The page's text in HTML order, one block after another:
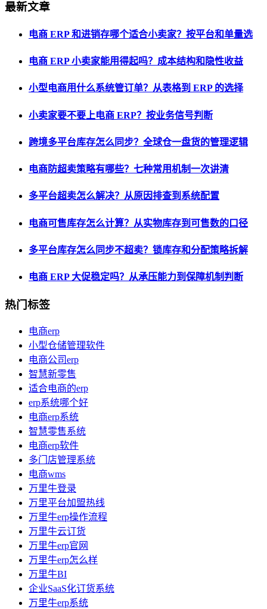
最新文章
电商 ERP 和进销存哪个适合小卖家？按平台和单量选
电商 ERP 小卖家能用得起吗？成本结构和隐性收益
小型电商用什么系统管订单？从表格到 ERP 的选择
小卖家要不要上电商 ERP？按业务信号判断
跨境多平台库存怎么同步？全球仓一盘货的管理逻辑
电商防超卖策略有哪些？七种常用机制一次讲清
多平台超卖怎么解决？从原因排查到系统配置
电商可售库存怎么计算？从实物库存到可售数的口径
多平台库存怎么同步不超卖？锁库存和分配策略拆解
电商 ERP 大促稳定吗？从承压能力到保障机制判断
热门标签
电商erp
小型仓储管理软件
电商公司erp
智慧新零售
适合电商的erp
erp系统哪个好
电商erp系统
智慧零售系统
电商erp软件
多门店管理系统
电商wms
万里牛登录
万里平台加盟热线
万里牛erp操作流程
万里牛云订货
万里牛erp官网
万里牛erp怎么样
万里牛BI
企业SaaS化订货系统
万里牛erp系统